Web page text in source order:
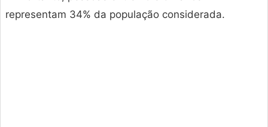
representam 34% da população considerada.